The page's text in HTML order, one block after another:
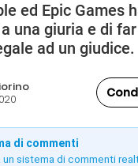
ed Epic Games
una giuria e di
ad un giudice.
di commenti
un sistema di commenti